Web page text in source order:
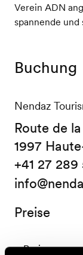
Verein ADN
spannende und
Buchung
Nendaz
Route de
1997
+41 27 289
Preise
Preis